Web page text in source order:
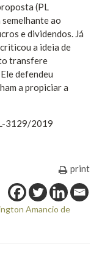
(PL
ao
e dividendos. Já
a ideia de
transfere
defendeu
a propiciar a
3129/2019
print
Amancio de